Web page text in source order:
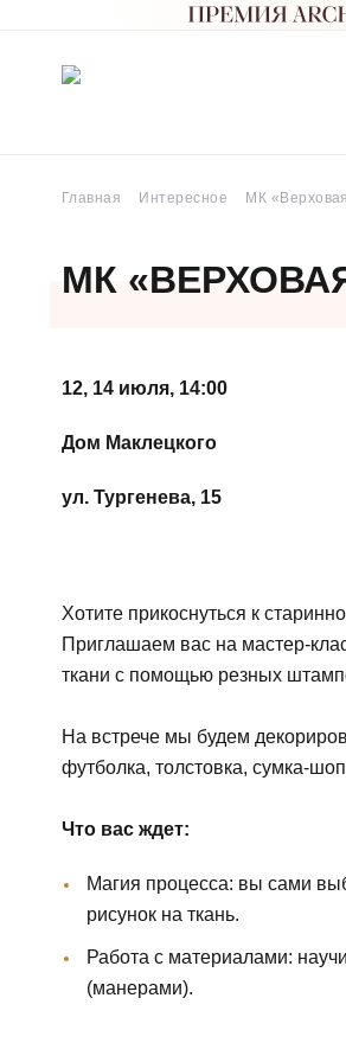
Главная Интересное МК
МК
12, 14 июля, 14:00
Дом Маклецкого
ул. Тургенева, 15
Хотите прикоснуться к
Приглашаем вас на мастер-
ткани с помощью резных
На встрече мы будем
футболка, толстовка, сумка-
Что вас ждет:
Магия процесса: вы сами
рисунок на ткань.
Работа с материалами:
(манерами).